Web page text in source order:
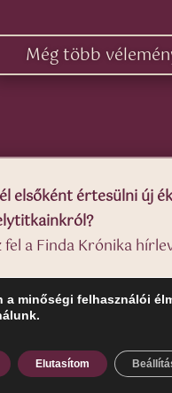
Még több
elsőként értesülni új
a Finda Krónika
Feliratkozom
a minőségi felhasználói
Elutasítom